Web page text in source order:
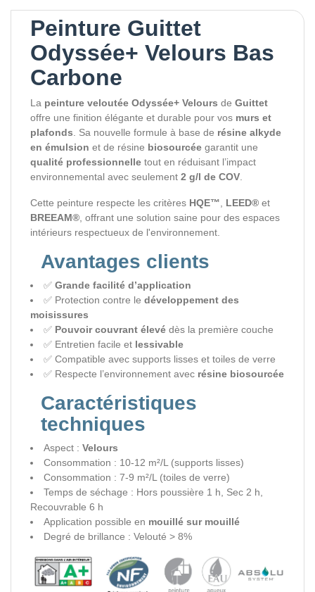
Peinture Guittet
Odyssée+ Velours Bas
Carbone
La peinture veloutée Odyssée+ Velours de Guittet
offre une finition élégante et durable pour vos murs et
plafonds. Sa nouvelle formule à base de résine alkyde
en émulsion et de résine biosourcée garantit une
qualité professionnelle tout en réduisant l’impact
environnemental avec seulement 2 g/l de COV.
Cette peinture respecte les critères HQE™, LEED® et
BREEAM®, offrant une solution saine pour des espaces
intérieurs respectueux de l'environnement.
Avantages clients
✅ Grande facilité d’application
✅ Protection contre le développement des
moisissures
✅ Pouvoir couvrant élevé dès la première couche
✅ Entretien facile et lessivable
✅ Compatible avec supports lisses et toiles de verre
✅ Respecte l’environnement avec résine biosourcée
Caractéristiques
techniques
Aspect : Velours
Consommation : 10-12 m²/L (supports lisses)
Consommation : 7-9 m²/L (toiles de verre)
Temps de séchage : Hors poussière 1 h, Sec 2 h,
Recouvrable 6 h
Application possible en mouillé sur mouillé
Degré de brillance : Velouté > 8%